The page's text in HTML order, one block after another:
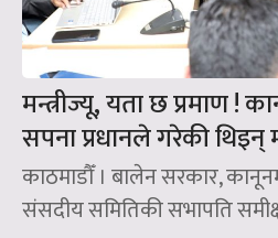
मन्त्रीज्यू, यता छ प्रमाण !
सपना प्रधानले गरेकी थिइन्
काठमाडौँ । बालेन सरकार,
संसदीय समितिकी सभापति